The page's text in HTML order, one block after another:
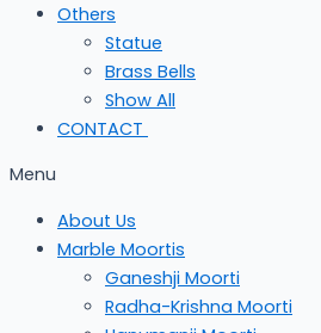
Others
Statue
Brass Bells
Show All
CONTACT
Menu
About Us
Marble Moortis
Ganeshji Moorti
Radha-Krishna Moorti